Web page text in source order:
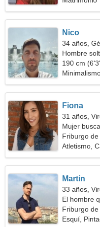
Nico
34 años,
Hombre
190 cm
Fiona
31 años,
Mujer
Friburgo de
Atletismo,
Martin
33 años,
El hombre
Friburgo de
Esquí,